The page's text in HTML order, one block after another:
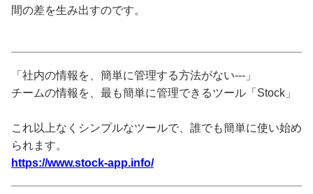
間の差を生み出すのです。
「社内の情報を、簡単に管理する方法がない---」
チームの情報を、最も簡単に管理できるツール「Stock」
これ以上なくシンプルなツールで、誰でも簡単に使い始め
られます。
https://www.stock-app.info/